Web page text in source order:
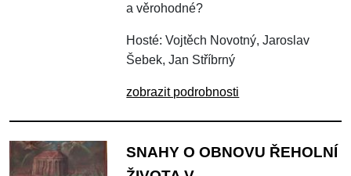
a věrohodné?
Hosté: Vojtěch Novotný, Jaroslav
Šebek, Jan Stříbrný
zobrazit podrobnosti
SNAHY O OBNOVU ŘEHOLNÍ